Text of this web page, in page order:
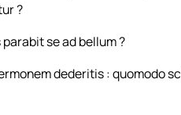
?
se ad bellum ?
dederitis : quomodo